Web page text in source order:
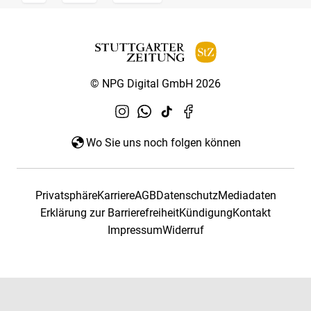
© NPG Digital GmbH 2026
Wo Sie uns noch folgen können
PrivatsphäreKarriereAGBDatenschutzMediadaten
Erklärung zur BarrierefreiheitKündigungKontakt
ImpressumWiderruf